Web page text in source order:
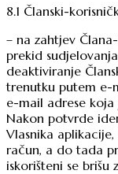
8.1 Članski-
– na zahtjev
prekid
deaktiviranje
trenutku putem e-
e-mail adrese
Nakon potvrde
Vlasnika
račun, a do tada
iskorišteni se brišu